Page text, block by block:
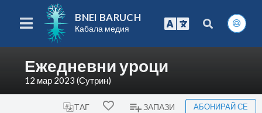
BNEI BARUCH
Кабала медия
Ежедневни уроци
12 мар 2023 (Сутрин)
ТАГ ЗАПАЗИ АБОНИРАЙ СЕ